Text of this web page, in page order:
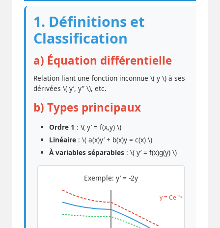
1. Définitions et
Classification
a) Équation différentielle
Relation liant une fonction inconnue \( y \) à ses
dérivées \( y’, y” \), etc.
b) Types principaux
Ordre 1 : \( y’ = f(x,y) \)
Linéaire : \( a(x)y’ + b(x)y = c(x) \)
À variables séparables : \( y’ = f(x)g(y) \)
Exemple: y’ = -2y
y = Ce⁻²ˣ